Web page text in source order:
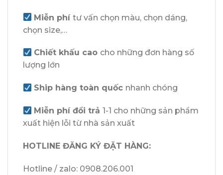
Miễn phítư vấn chọn màu, chọn dáng,
chọn size,…
Chiết khấu cao cho những đơn hàng số
lượng lớn
Ship hàng toàn quốc nhanh chóng
Miễn phí đổi trả1-1 cho những sản phẩm
xuất hiện lỗi từ nhà sản xuất
HOTLINE ĐĂNG KÝ ĐẶT HÀNG:
Hotline / zalo: 0908.206.001